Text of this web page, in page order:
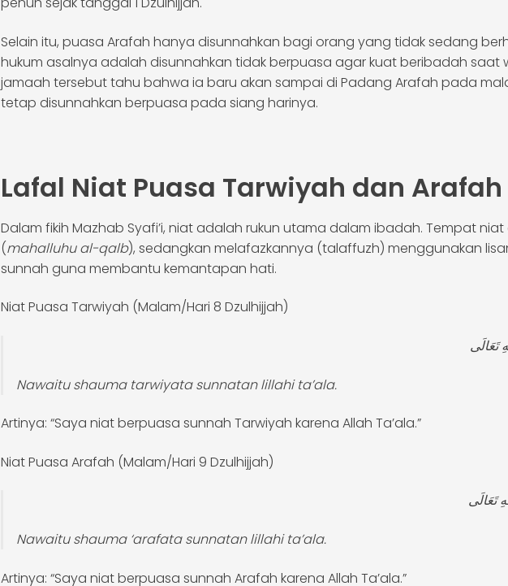
Selain itu, puasa Arafah hanya disunnahkan bagi orang yang tidak sedang
hukum asalnya adalah disunnahkan tidak berpuasa agar kuat beribadah saat
jamaah tersebut tahu bahwa ia baru akan sampai di Padang Arafah pada
tetap disunnahkan berpuasa pada siang harinya.
Lafal Niat Puasa Tarwiyah dan Arafah
Dalam fikih Mazhab Syafi’i, niat adalah rukun utama dalam ibadah. Tempat
(mahalluhu al-qalb), sedangkan melafazkannya (talaffuzh) menggunakan
sunnah guna membantu kemantapan hati.
Niat Puasa Tarwiyah (Malam/Hari 8 Dzulhijjah)
تَعَالَى
Nawaitu shauma tarwiyata sunnatan lillahi ta’ala.
Artinya: “Saya niat berpuasa sunnah Tarwiyah karena Allah Ta’ala.”
Niat Puasa Arafah (Malam/Hari 9 Dzulhijjah)
تَعَالَى
Nawaitu shauma ‘arafata sunnatan lillahi ta’ala.
Artinya: “Saya niat berpuasa sunnah Arafah karena Allah Ta’ala.”